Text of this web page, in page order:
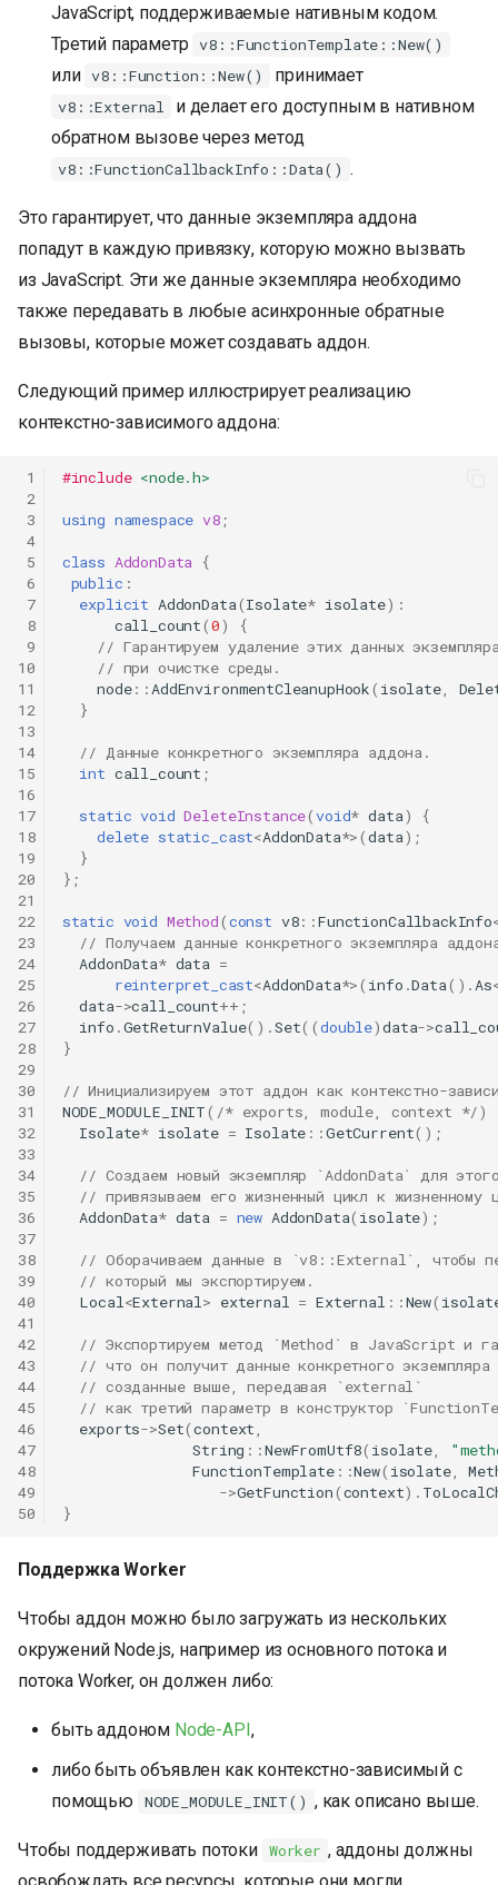
JavaScript, поддерживаемые нативным кодом.
Третий параметр v8::FunctionTemplate::New()
или v8::Function::New() принимает
v8::External
и делает его доступным в нативном
обратном вызове через метод
v8::FunctionCallbackInfo::Data() .
Это гарантирует, что данные экземпляра аддона
попадут в каждую привязку, которую можно вызвать
из JavaScript. Эти же данные экземпляра необходимо
также передавать в любые асинхронные обратные
вызовы, которые может создавать аддон.
Следующий пример иллюстрирует реализацию
контекстно-зависимого аддона:
1
2
3
4
5
6
7
8
9
10
11
12
13
14
15
16
17
18
19
20
21
22
23
24
25
26
27
28
29
30
31
32
33
34
35
36
37
38
39
40
41
42
43
44
45
46
47
48
49
50
#include <node.h>
using namespace v8;
class AddonData {
public :
explicit AddonData(Isolate* isolate) :
call_count(0)
{
// Гарантируем удаление этих данных
// при очистке среды.
node::AddEnvironmentCleanupHook( isolate,
}
// Данные конкретного экземпляра аддона.
int call_count ;
static void DeleteInstance(void* data)
{
delete static_cast<AddonData*>(data);
}
};
static void Method(const v8::FunctionCallbackInfo
// Получаем данные конкретного экземпляра
AddonData* data =
reinterpret_cast<AddonData*>( info .Data().As
data->call_count++ ;
info .GetReturnValue().Set((double)data->
}
// Инициализируем этот аддон как контекстно-
NODE_MODULE_INIT( /* exports, module, context */)
Isolate* isolate = Isolate ::GetCurrent();
// Создаем новый экземпляр `AddonData` для
// привязываем его жизненный цикл к
AddonData* data = new AddonData( isolate);
// Оборачиваем данные в `v8::External`, чтобы
// который мы экспортируем.
Local<External> external = External ::New(
// Экспортируем метод `Method` в JavaScript и
// что он получит данные конкретного
// созданные выше, передавая `external`
// как третий параметр в конструктор
exports->Set(context,
String ::NewFromUtf8( isolate,
FunctionTemplate::New( isolate,
->GetFunction(context).
}
Поддержка Worker
Чтобы аддон можно было загружать из нескольких
окружений Node.js, например из основного потока и
потока Worker, он должен либо:
быть аддоном Node-API,
либо быть объявлен как контекстно-зависимый с
помощью NODE_MODULE_INIT() , как описано выше.
Чтобы поддерживать потоки Worker , аддоны должны